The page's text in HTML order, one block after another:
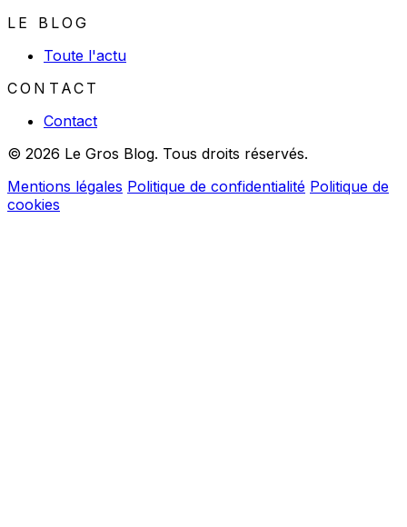
LE BLOG
Toute l'actu
CONTACT
Contact
© 2026 Le Gros Blog. Tous droits réservés.
Mentions légales Politique de confidentialité Politique de
cookies